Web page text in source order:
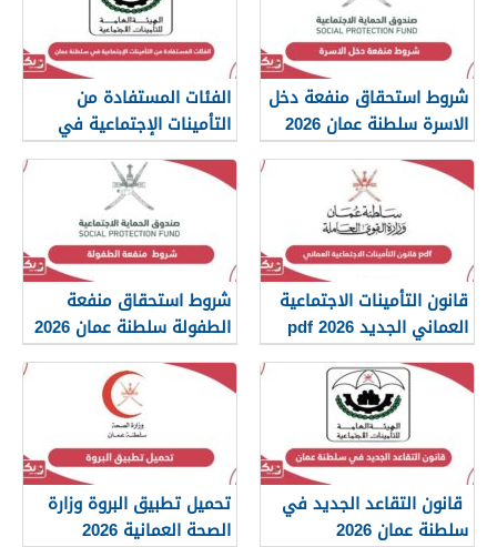
شروط استحقاق منفعة دخل
الاسرة سلطنة عمان 2026
الفئات المستفادة من
التأمينات الإجتماعية في
سلطنة عمان 2026
قانون التأمينات الاجتماعية
العماني الجديد 2026 pdf
شروط استحقاق منفعة
الطفولة سلطنة عمان 2026
قانون التقاعد الجديد في
سلطنة عمان 2026
تحميل تطبيق البروة وزارة
الصحة العمانية 2026